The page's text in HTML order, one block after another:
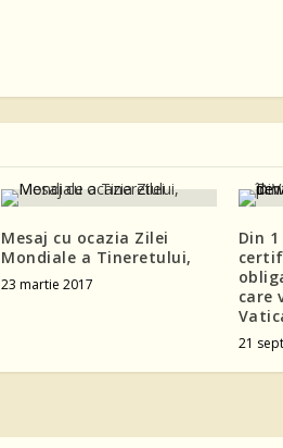
Mesaj cu ocazia Zilei
Mondiale a Tineretului,
23 martie 2017
Din
care
21